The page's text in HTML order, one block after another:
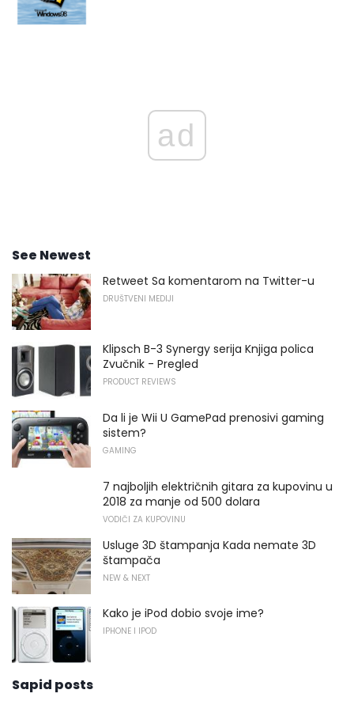
ad
See Newest
Retweet Sa komentarom na Twitter-u
DRUŠTVENI MEDIJI
Klipsch B-3 Synergy serija Knjiga polica
Zvučnik - Pregled
PRODUCT REVIEWS
Da li je Wii U GamePad prenosivi gaming
sistem?
GAMING
7 najboljih električnih gitara za kupovinu u
2018 za manje od 500 dolara
VODIČI ZA KUPOVINU
Usluge 3D štampanja Kada nemate 3D
štampača
NEW & NEXT
Kako je iPod dobio svoje ime?
IPHONE I IPOD
Sapid posts